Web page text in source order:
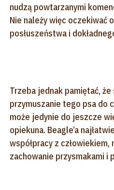
nudzą powtarzanymi
Nie należy więc oczekiwać
posłuszeństwa i
Trzeba jednak pamiętać,
przymuszanie tego psa do
może jedynie do jeszcze
opiekuna. Beagle’a
współpracy z
zachowanie przysmakami i